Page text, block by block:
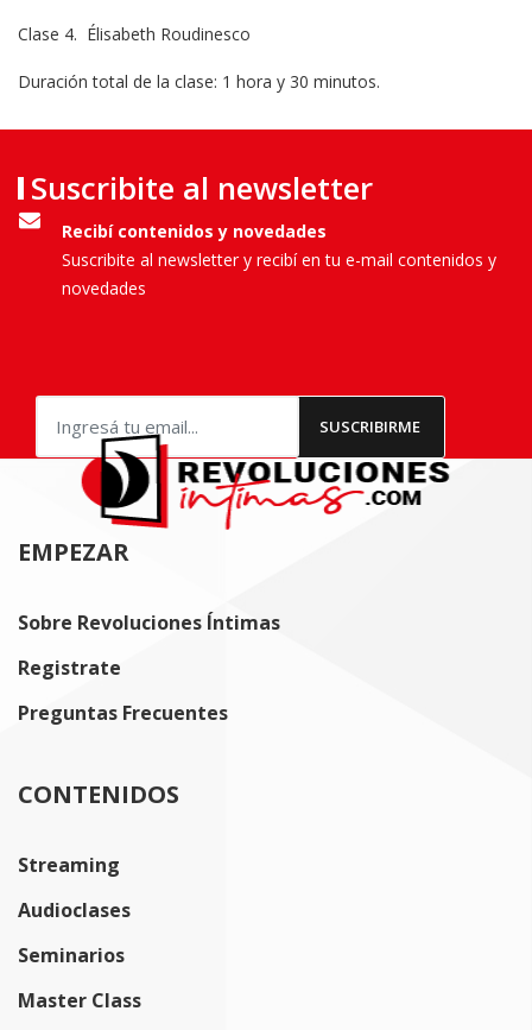
Clase 4. Élisabeth Roudinesco
Duración total de la clase: 1 hora y 30 minutos.
Suscribite al newsletter
Recibí contenidos y novedades
Suscribite al newsletter y recibí en tu e-mail contenidos y
novedades
EMPEZAR
Sobre Revoluciones Íntimas
Registrate
Preguntas Frecuentes
CONTENIDOS
Streaming
Audioclases
Seminarios
Master Class